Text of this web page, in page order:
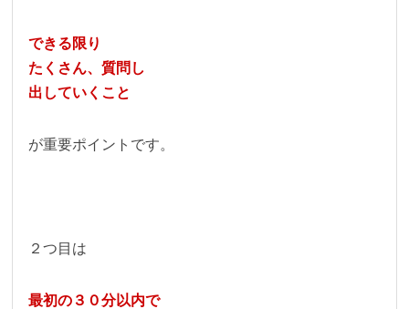
できる限り
たくさん、質問し
出していくこと
が重要ポイントです。
２つ目は
最初の３０分以内で